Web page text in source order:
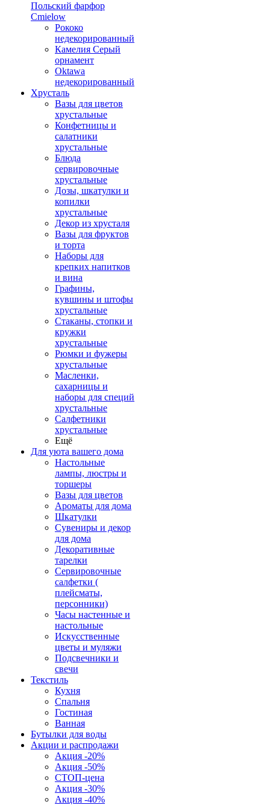
Польский фарфор
Сmielow
Рококо
недекорированный
Камелия Серый
орнамент
Oktawa
недекорированный
Хрусталь
Вазы для цветов
хрустальные
Конфетницы и
салатники
хрустальные
Блюда
сервировочные
хрустальные
Дозы, шкатулки и
копилки
хрустальные
Декор из хрусталя
Вазы для фруктов
и торта
Наборы для
крепких напитков
и вина
Графины,
кувшины и штофы
хрустальные
Стаканы, стопки и
кружки
хрустальные
Рюмки и фужеры
хрустальные
Масленки,
сахарницы и
наборы для специй
хрустальные
Салфетники
хрустальные
Ещё
Для уюта вашего дома
Настольные
лампы, люстры и
торшеры
Вазы для цветов
Ароматы для дома
Шкатулки
Сувениры и декор
для дома
Декоративные
тарелки
Сервировочные
салфетки (
плейсматы,
персонники)
Часы настенные и
настольные
Искусственные
цветы и муляжи
Подсвечники и
свечи
Текстиль
Кухня
Спальня
Гостиная
Ванная
Бутылки для воды
Акции и распродажи
Акция -20%
Акция -50%
СТОП-цена
Акция -30%
Акция -40%